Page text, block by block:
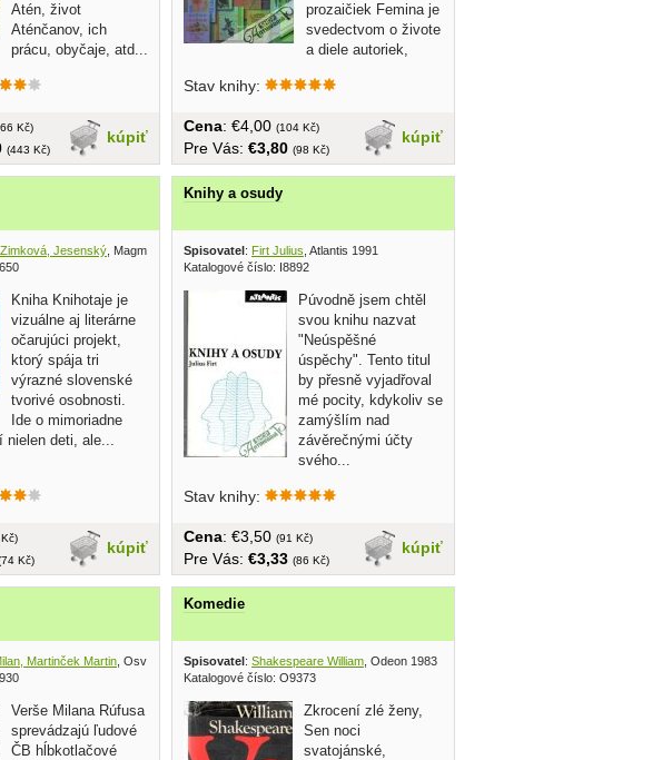
Atén, život
Aténčanov, ich
prácu, obyčaje, atd...
kúpiť
Kč)
(443 Kč)
prozaičiek Femina je
svedectvom o živote
a diele autoriek,
Stav knihy:
kúpiť
Cena: €4,00 (104 Kč)
Pre Vás: €3,80 (98 Kč)
Jesenský , Magma 2010
Kniha Knihotaje je
vizuálne aj literárne
očarujúci projekt,
ktorý spája tri
výrazné slovenské
tvorivé osobnosti.
Ide o mimoriadne
nielen deti, ale...
kúpiť
Kč)
Knihy a osudy
Spisovatel: Firt Julius , Atlantis 1991
Katalogové číslo: I8892
Púvodně jsem chtěl
svou knihu nazvat
"Neúspěšné
úspěchy". Tento titul
by přesně vyjadřoval
mé pocity, kdykoliv se
zamýšlím nad
závěrečnými účty
svého...
Stav knihy:
kúpiť
Cena: €3,50 (91 Kč)
Pre Vás: €3,33 (86 Kč)
Martinček Martin , Osveta 1983
Verše Milana Rúfusa
sprevádzajú ľudové
ČB hĺbkotlačové
Komedie
Spisovatel: Shakespeare William , Odeon 1983
Katalogové číslo: O9373
Zkrocení zlé ženy,
Sen noci
svatojánské,